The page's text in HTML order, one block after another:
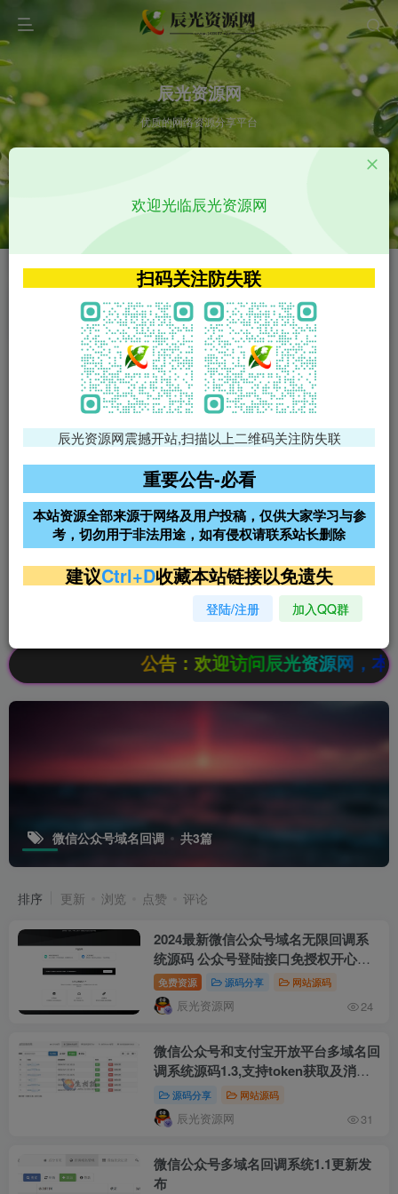
辰光资源网
优质的网络资源分享平台
VIP特权介绍 APP源码
VIP特权介绍
火
VIP特权介绍
影视源码
影视源码
免费领支付宝红包
腾讯轻量4核4G3M服务器38元/
阿里云2核2G200M服务器68元/
年
雨云高防免备案服务器
超低价文字广告位招租 超低价文字广告位招租
超低价文字广告位招租
公告：欢迎访问辰光资源网，本站
微信公众号域名回调 共3篇
排序 更新 浏览 点赞 评论
2024最新微信公众号域名无限回调系
统源码 公众号登陆接口免授权开心版
已对接易支付
免费资源 源码分享 网站源码
辰光资源网 24
微信公众号和支付宝开放平台多域名回
调系统源码1.3,支持token获取及消息
事件转发功能
源码分享 网站源码
辰光资源网 31
微信公众号多域名回调系统1.1更新发
布
欢迎光临辰光资源网
扫码关注防失联
辰光资源网震撼开站,扫描以上二维码关注防失联
重要公告-必看
本站资源全部来源于网络及用户投稿，仅供大家学习与参
考，切勿用于非法用途，如有侵权请联系站长删除
建议Ctrl+D收藏本站链接以免遗失
登陆/注册 加入QQ群